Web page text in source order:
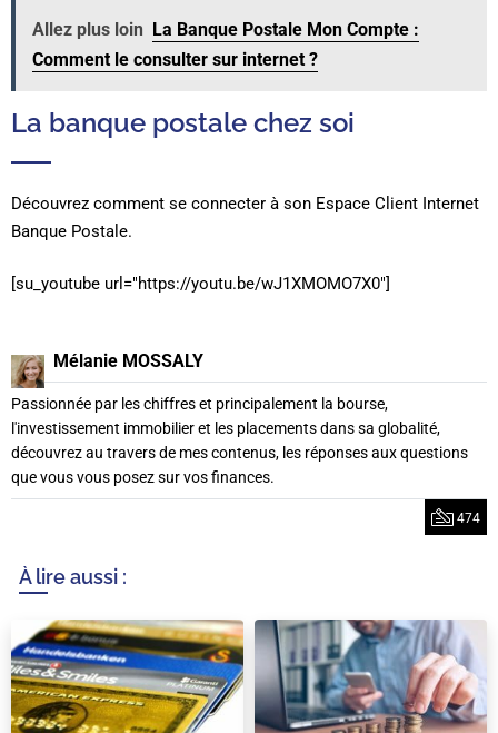
Allez plus loin
La Banque Postale Mon Compte :
Comment le consulter sur internet ?
La banque postale chez soi
Découvrez comment se connecter à son Espace Client Internet
Banque Postale.
[su_youtube url="https://youtu.be/wJ1XMOMO7X0"]
Mélanie MOSSALY
Passionnée par les chiffres et principalement la bourse,
l'investissement immobilier et les placements dans sa globalité,
découvrez au travers de mes contenus, les réponses aux questions
que vous vous posez sur vos finances.
474
À lire aussi :